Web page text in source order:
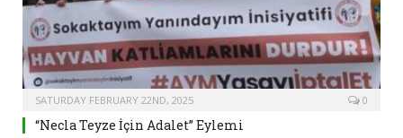
SATURDAY FEBRUARY 22ND, 2025 0
“Necla Teyze İçin Adalet” Eylemi